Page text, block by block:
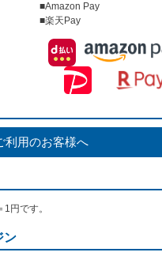
■Amazon Pay
■楽天Pay
利用のお客様へ
円です。
ン